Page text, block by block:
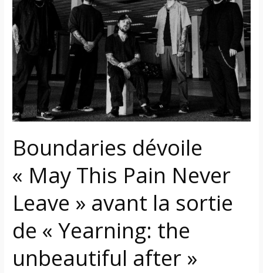
Boundaries dévoile
« May This Pain Never
Leave » avant la sortie
de « Yearning: the
unbeautiful after »
« May
This
Pain
Never
Leave »
avant
sortie
« Yearning:
the
unbeautiful
after »